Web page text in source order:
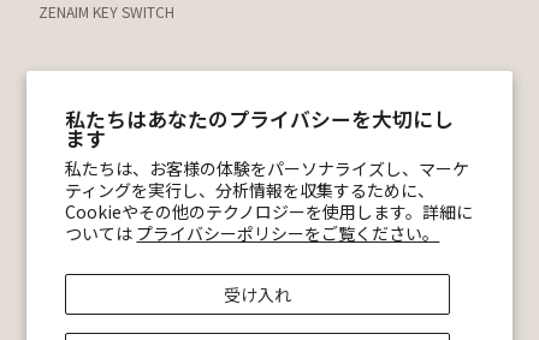
私たちはあなたのプライバシーを大切にし
ます
私たちは、お客様の体験をパーソナライズし、マーケ
ティングを実行し、分析情報を収集するために、
Cookieやその他のテクノロジーを使用します。詳細に
ついては プライバシーポリシーをご覧ください。
受け入れ
ZENAIM KEY SWITCH
プライバシーポリシー
利用規約
特定商取引法に基づく表記
ショッピングガイド
ZENAIM 公式Discord